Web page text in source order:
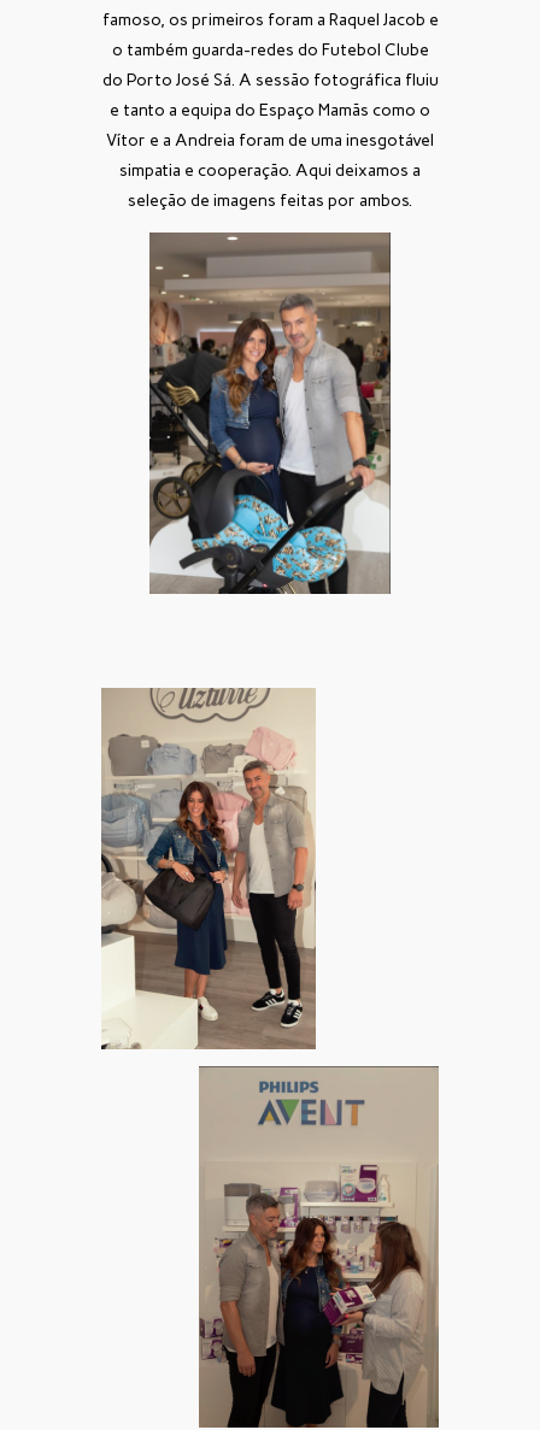
famoso, os primeiros foram a Raquel Jacob e
o também guarda-redes do Futebol Clube
do Porto José Sá. A sessão fotográfica fluiu
e tanto a equipa do Espaço Mamãs como o
Vítor e a Andreia foram de uma inesgotável
simpatia e cooperação. Aqui deixamos a
seleção de imagens feitas por ambos.